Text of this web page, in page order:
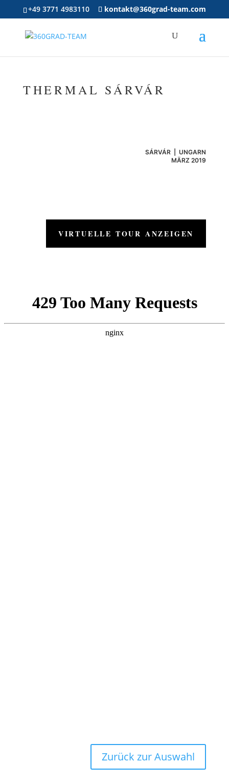
+49 3771 4983110 kontakt@360grad-team.com
THERMAL SÁRVÁR
SÁRVÁR
UNGARN
MÄRZ 2019
VIRTUELLE TOUR ANZEIGEN
Zurück zur Auswahl